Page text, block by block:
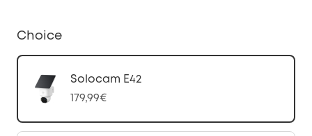
Choice
Solocam E42
179,99€